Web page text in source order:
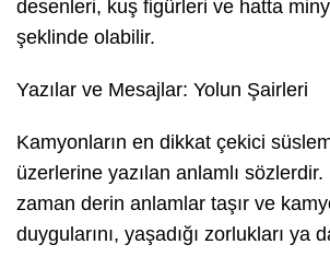
desenleri, kuş figürleri ve hatta
şeklinde olabilir.
Yazılar ve Mesajlar: Yolun Şairleri
Kamyonların en dikkat çekici
üzerlerine yazılan anlamlı sözlerdir.
zaman derin anlamlar taşır ve
duygularını, yaşadığı zorlukları ya